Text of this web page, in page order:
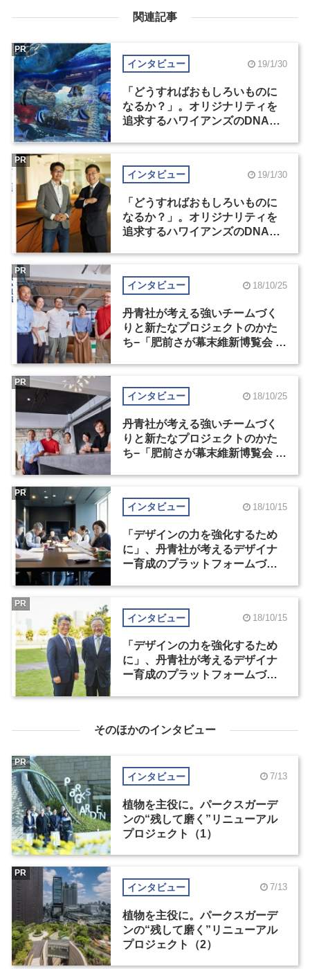
関連記事
インタビュー 19/1/30
「どうすればおもしろいものに
なるか？」。オリジナリティを
追求するハワイアンズのDNAと
PR
インタビュー 19/1/30
「どうすればおもしろいものに
なるか？」。オリジナリティを
追求するハワイアンズのDNAと
PR
インタビュー 18/10/25
丹青社が考える強いチームづく
りと新たなプロジェクトのかた
ち−「肥前さが幕末維新博覧会 幕
PR
インタビュー 18/10/25
丹青社が考える強いチームづく
りと新たなプロジェクトのかた
ち−「肥前さが幕末維新博覧会 幕
PR
インタビュー 18/10/15
「デザインの力を強化するため
に」、丹青社が考えるデザイナ
ー育成のプラットフォームづく
PR
インタビュー 18/10/15
「デザインの力を強化するため
に」、丹青社が考えるデザイナ
ー育成のプラットフォームづく
PR
そのほかのインタビュー
インタビュー 7/13
植物を主役に。パークスガーデ
ンの“残して磨く”リニューアル
プロジェクト（1）
PR
インタビュー 7/13
植物を主役に。パークスガーデ
ンの“残して磨く”リニューアル
プロジェクト（2）
PR